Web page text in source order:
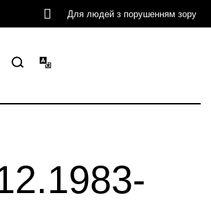
Для людей з порушенням зору